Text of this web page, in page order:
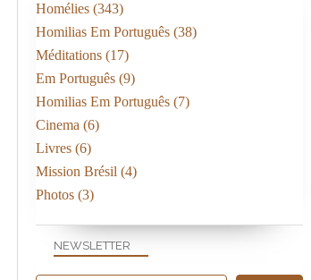
NEWSLETTER
Homélies (343)
Homilias Em Português (38)
Méditations (17)
Em Português (9)
Homilias Em Português (7)
Cinema (6)
Livres (6)
Mission Brésil (4)
Photos (3)